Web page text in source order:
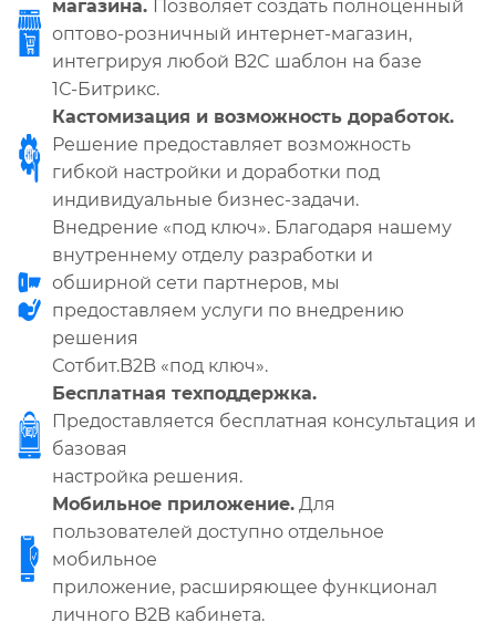
магазина. Позволяет создать полноценный
оптово-розничный интернет-магазин,
интегрируя любой B2C шаблон на базе
1С-Битрикс.
Кастомизация и возможность доработок.
Решение предоставляет возможность
гибкой настройки и доработки под
индивидуальные бизнес-задачи.
Внедрение «под ключ». Благодаря нашему
внутреннему отделу разработки и
обширной сети партнеров, мы
предоставляем услуги по внедрению
решения
Сотбит.B2B «под ключ».
Бесплатная техподдержка.
Предоставляется бесплатная консультация и
базовая
настройка решения.
Мобильное приложение. Для
пользователей доступно отдельное
мобильное
приложение, расширяющее функционал
личного B2B кабинета.